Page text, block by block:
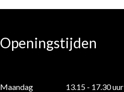
Openingstijden
Maandag
13.15 - 17.30 uur